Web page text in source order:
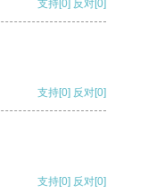
支持[0] 反对[0]
支持[0] 反对[0]
支持[0] 反对[0]